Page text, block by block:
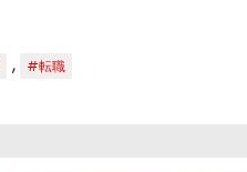
, #転職